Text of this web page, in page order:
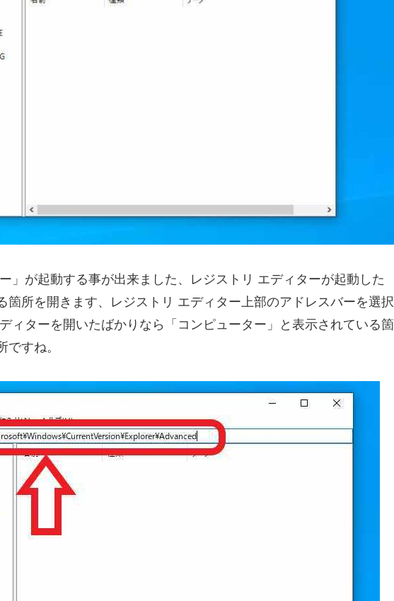
」が起動する事が出来ました、レジストリ エディターが起動した
箇所を開きます、レジストリ エディター上部のアドレスバーを選択
ィターを開いたばかりなら「コンピューター」と表示されている箇
すね。